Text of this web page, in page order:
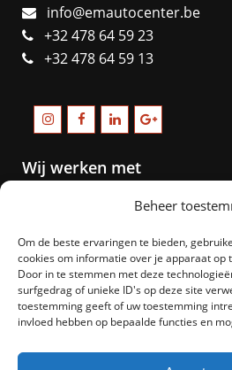
Beheer
Om de beste ervaringen te bieden,
cookies om informatie over je apparaat op
Door in te stemmen met deze
surfgedrag of unieke ID's op deze site
toestemming geeft of uw toestemming
invloed hebben op bepaalde functies en
info@emautocenter.be
+32 478 64 59 23
+32 478 64 59 13
Wij werken met